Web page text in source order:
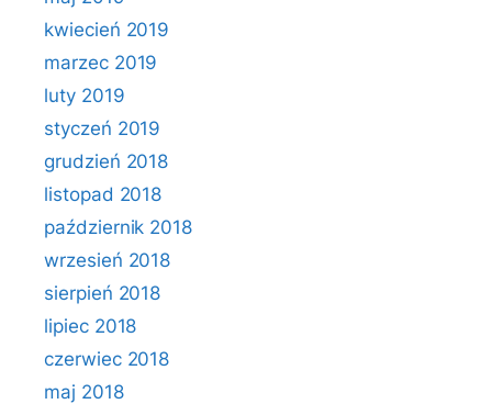
kwiecień 2019
marzec 2019
luty 2019
styczeń 2019
grudzień 2018
listopad 2018
październik 2018
wrzesień 2018
sierpień 2018
lipiec 2018
czerwiec 2018
maj 2018